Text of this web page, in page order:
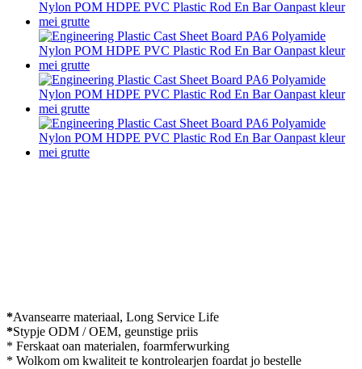
*Avansearre materiaal, Long Service Life
*Stypje ODM / OEM, geunstige priis
* Ferskaat oan materialen, foarmferwurking
* Wolkom om kwaliteit te kontrolearjen foardat jo bestelle